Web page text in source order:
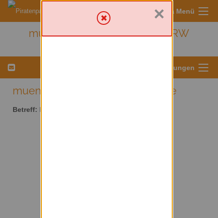
Sympa Menü
muenster - Kreis Münster/ NRW
Menü für Listeneinstellungen
muenster AT lists.piratenpartei.de
Betreff:
×